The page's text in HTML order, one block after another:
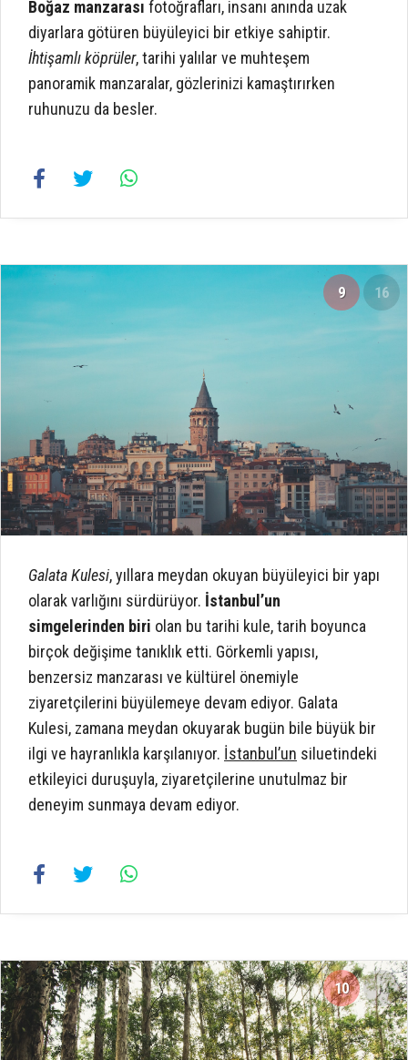
Boğaz manzarası fotoğrafları, insanı anında uzak
diyarlara götüren büyüleyici bir etkiye sahiptir.
İhtişamlı köprüler, tarihi yalılar ve muhteşem
panoramik manzaralar, gözlerinizi kamaştırırken
ruhunuzu da besler.
9 16
Galata Kulesi, yıllara meydan okuyan büyüleyici bir yapı
olarak varlığını sürdürüyor. İstanbul’un
simgelerinden biri olan bu tarihi kule, tarih boyunca
birçok değişime tanıklık etti. Görkemli yapısı,
benzersiz manzarası ve kültürel önemiyle
ziyaretçilerini büyülemeye devam ediyor. Galata
Kulesi, zamana meydan okuyarak bugün bile büyük bir
ilgi ve hayranlıkla karşılanıyor. İstanbul’un siluetindeki
etkileyici duruşuyla, ziyaretçilerine unutulmaz bir
deneyim sunmaya devam ediyor.
10 16